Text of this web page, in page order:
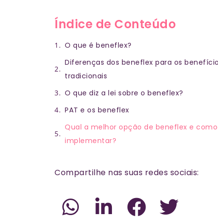
Índice de Conteúdo
O que é beneflex?
Diferenças dos beneflex para os
tradicionais
O que diz a lei sobre o beneflex?
PAT e os beneflex
Qual a melhor opção de beneflex e como
implementar?
Compartilhe nas suas redes sociais: